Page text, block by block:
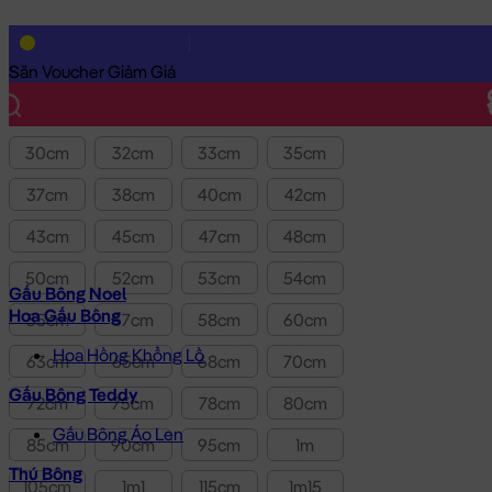
Săn Voucher Giảm Giá
Gấu Bông Noel
Hoa Gấu Bông
Hoa Hồng Khổng Lồ
Gấu Bông Teddy
Gấu Bông Áo Len
Thú Bông
Lọc theo Giá SP:
Giá
Kích thước
30cm 32cm 33cm
35cm
37cm
38cm 40cm
42cm
43cm
45cm 47cm
48cm
50cm
52cm 53cm
54cm
55cm
57cm 58cm
60cm
63cm
65cm 68cm
70cm
72cm
75cm 78cm
80cm
85cm
90cm 95cm
1m
105cm
1m1 115cm
1m15